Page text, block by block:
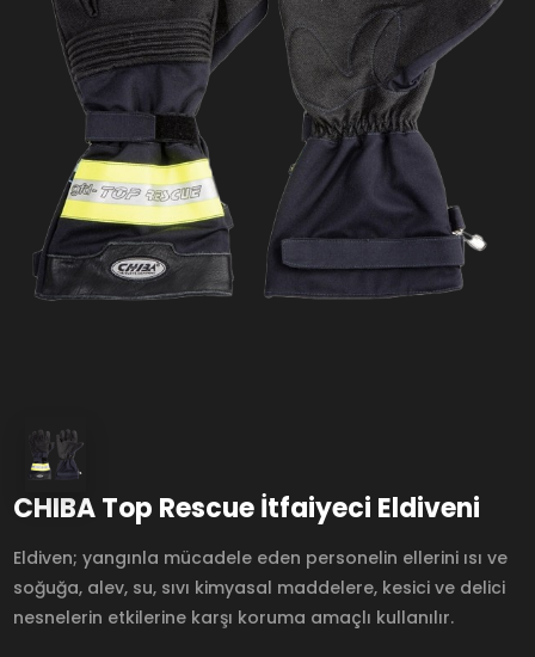
CHIBA Top Rescue İtfaiyeci Eldiveni
Eldiven; yangınla mücadele eden personelin ellerini ısı ve
soğuğa, alev, su, sıvı kimyasal maddelere, kesici ve delici
nesnelerin etkilerine karşı koruma amaçlı kullanılır.